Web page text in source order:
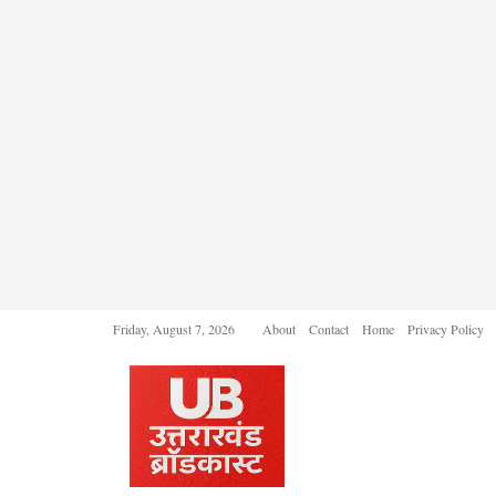
Friday, August 7, 2026 About Contact Home Privacy Policy